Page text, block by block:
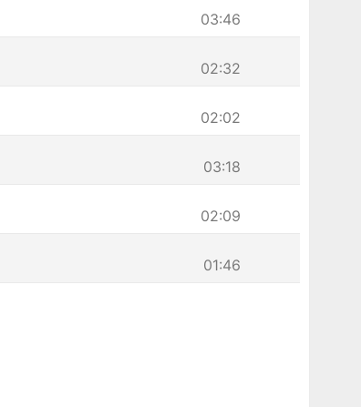
03:46
02:32
02:02
03:18
02:09
01:46